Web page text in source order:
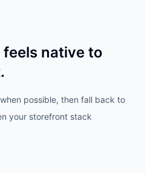
native to
possible, then fall back to
your storefront stack